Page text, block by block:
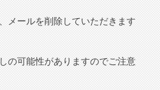
メールを削除していただきます
の可能性がありますのでご注意